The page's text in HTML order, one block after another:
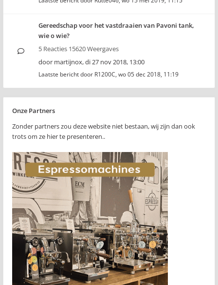
Gereedschap voor het vastdraaien van Pavoni tank,
wie o wie?
5 Reacties 15620 Weergaves
door martijnox,di 27 nov 2018, 13:00
Laatste bericht door R1200C, wo 05 dec 2018, 11:19
Onze Partners
Zonder partners zou deze website niet bestaan, wij zijn dan ook
trots om ze hier te presenteren..